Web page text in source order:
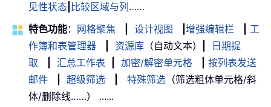
见性状态 比较区域与列 ……
特色功能： 网格聚焦 设计视图 增强编辑栏
工
作簿和表管理器
资源库 （自动文本）
日期提
取
汇总工作表 加密/解密单元格
按列表发送
邮件
超级筛选 特殊筛选 （筛选粗体单元格/斜
体/删除线……） ......